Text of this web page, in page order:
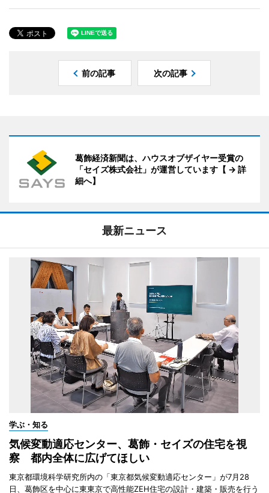
前の記事 次の記事
葛飾経済新聞は、ハウスオブザイヤー受賞の
「セイズ株式会社」が運営しています【 → 詳
細へ】
最新ニュース
学ぶ・知る
気候変動適応センター、葛飾・セイズの住宅を視
察 都内全体に広げてほしい
東京都環境科学研究所内の「東京都気候変動適応センター」が7月28
日、葛飾区を中心に東東京で高性能ZEH住宅の設計・建築・販売を行う